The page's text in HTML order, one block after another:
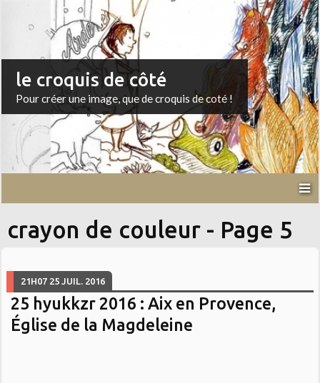
le croquis de côté
Pour créer une image, que de croquis de coté !
crayon de couleur - Page 5
21H07 25 JUIL. 2016
25 hyukkzr 2016 : Aix en Provence,
Église de la Magdeleine